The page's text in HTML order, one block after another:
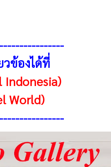
วข้องได้ที่
Indonesia)
World)